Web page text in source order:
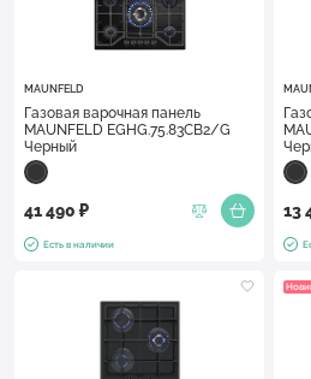
MAUNFELD
Газовая варочная панель
MAUNFELD EGHG.75.83CB2/G
Черный
41 490 ₽
Есть в наличии
13